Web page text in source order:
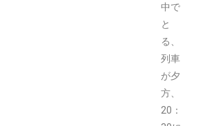
中で
と
る、
列車
が夕
方、
20：